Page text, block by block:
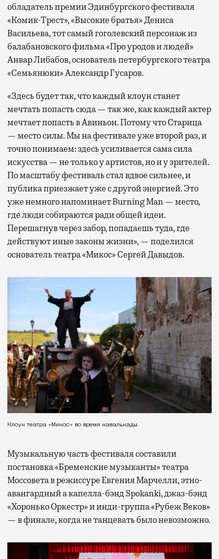
обладатель премии Эдинбургского фестиваля
«Комик-Трест», «Высокие братья» Дениса
Васильева, тот самый гоголевский персонаж из
балабановского фильма «Про уродов и людей»
Анвар Либабов, основатель петербургского театра
«Семьянюки» Александр Гусаров.
«Здесь будет так, что каждый клоун станет
мечтать попасть сюда — так же, как каждый актер
мечтает попасть в Авиньон. Потому что Старица
— место силы. Мы на фестивале уже второй раз, и
точно понимаем: здесь усиливается сама сила
искусства — не только у артистов, но и у зрителей.
По масштабу фестиваль стал вдвое сильнее, и
публика приезжает уже с другой энергией. Это
уже немного напоминает Burning Man — место,
где люди собираются ради общей идеи.
Перешагнув через забор, попадаешь туда, где
действуют иные законы жизни», — поделился
основатель театра «Микос» Сергей Давыдов.
Клоун театра «Микос» во время кавалькады
Музыкальную часть фестиваля составили
постановка «Бременские музыканты» театра
Моссовета в режиссуре Евгения Марчелли, этно-
авангардный а капелла-бэнд Spokanki, джаз-бэнд
«Хоронько Оркестр» и инди-группа «Рубеж Веков»
— в финале, когда не танцевать было невозможно.